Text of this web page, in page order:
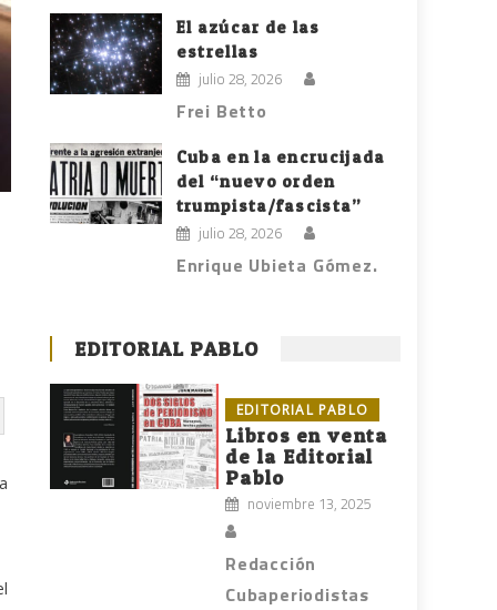
El azúcar de las
estrellas
julio 28, 2026
Frei Betto
Cuba en la encrucijada
del “nuevo orden
trumpista/fascista”
julio 28, 2026
Enrique Ubieta Gómez.
EDITORIAL PABLO
EDITORIAL PABLO
Libros en venta
de la Editorial
Pablo
noviembre 13, 2025
Redacción
Cubaperiodistas